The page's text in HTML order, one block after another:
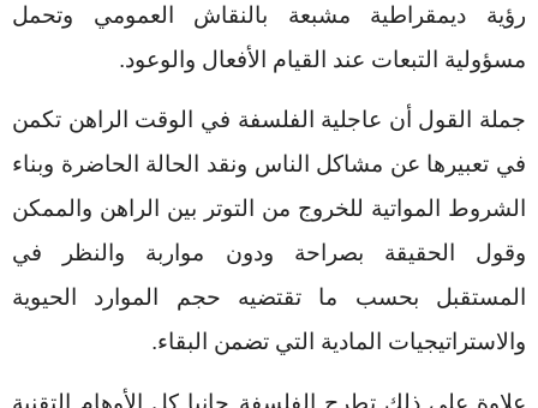
رؤية ديمقراطية مشبعة بالنقاش العمومي وتحمل
مسؤولية التبعات عند القيام الأفعال والوعود.
جملة القول أن عاجلية الفلسفة في الوقت الراهن تكمن
في تعبيرها عن مشاكل الناس ونقد الحالة الحاضرة وبناء
الشروط المواتية للخروج من التوتر بين الراهن والممكن
وقول الحقيقة بصراحة ودون مواربة والنظر في
المستقبل بحسب ما تقتضيه حجم الموارد الحيوية
والاستراتيجيات المادية التي تضمن البقاء.
علاوة على ذلك تطرح الفلسفة جانبا كل الأوهام التقنية